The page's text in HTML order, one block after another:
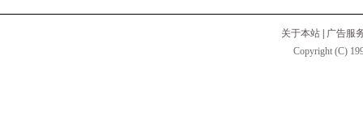
关于本站
广告服
Copyright (C)